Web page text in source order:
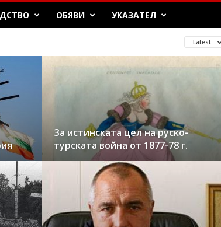
ОБЯВИ УКАЗАТЕЛ
Latest
За истинската цел на руско-
турската война от 1877-78 г.